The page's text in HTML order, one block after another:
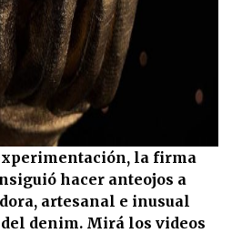
la firma
hacer anteojos a
artesanal e inusual
denim. Mirá los videos